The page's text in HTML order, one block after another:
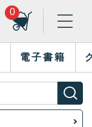
0
電子書籍